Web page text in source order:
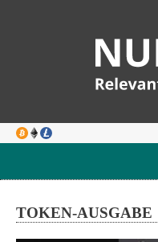
TOKEN-AUSGABE